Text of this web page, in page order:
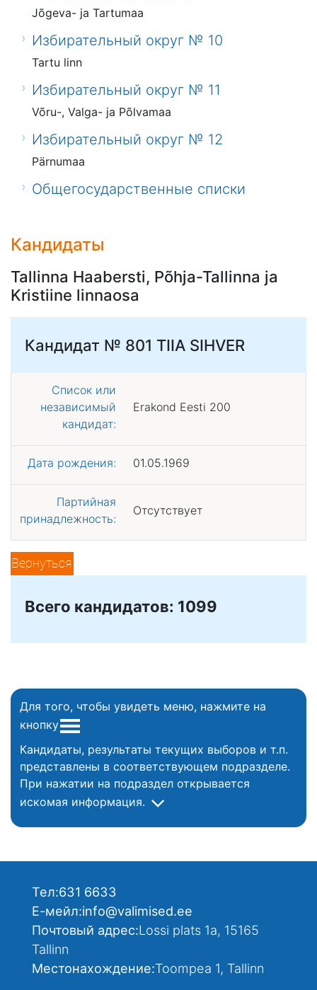
Jõgeva- ja Tartumaa
Избирательный округ № 10
Tartu linn
Избирательный округ № 11
Võru-, Valga- ja Põlvamaa
Избирательный округ № 12
Pärnumaa
Общегосударственные списки
Кандидаты
Tallinna Haabersti, Põhja-Tallinna ja
Kristiine linnaosa
Кандидат № 801 TIIA SIHVER
Список или
независимый
кандидат:
Erakond Eesti 200
Дата рождения: 01.05.1969
Партийная
принадлежность:
Отсутствует
Вернуться
Всего кандидатов: 1099
Для того, чтобы увидеть меню, нажмите на
кнопку
Кандидаты, результаты текущих выборов и т.п.
представлены в соответствующем подразделе.
При нажатии на подраздел открывается
искомая информация.
Тел:631 6633
Е-мейл:info@valimised.ee
Почтовый адрес:Lossi plats 1a, 15165
Tallinn
Местонахождение:Toompea 1, Tallinn